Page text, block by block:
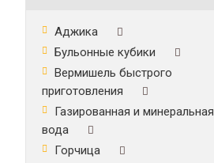
Аджика
Бульонные кубики
Вермишель быстрого
приготовления
Газированная и минеральная
вода
Горчица